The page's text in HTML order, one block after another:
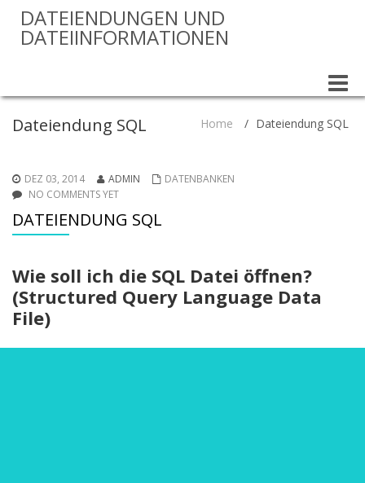
DATEIENDUNGEN UND
DATEIINFORMATIONEN
Toggle
Dateiendung SQL Home / Dateiendung SQL
DEZ 03, 2014 ADMIN
DATENBANKEN
NO COMMENTS YET
DATEIENDUNG SQL
Wie soll ich die SQL Datei öffnen?
(Structured Query Language Data
File)